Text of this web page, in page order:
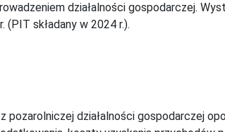
działalności gospodarczej.
(PIT składany w 2024 r.).
pozarolniczej działalności gospodarczej